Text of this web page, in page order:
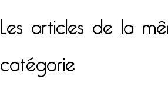
Les articles de la
catégorie